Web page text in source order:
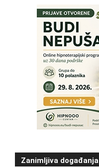
Zanimljiva događanja